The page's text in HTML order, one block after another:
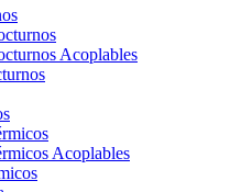
Acoplables
Acoplables